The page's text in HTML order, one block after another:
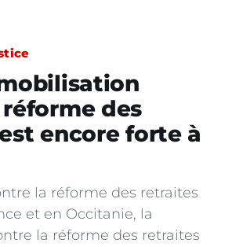
des
encore forte à
la réforme des retraites
et en Occitanie, la
la réforme des retraites